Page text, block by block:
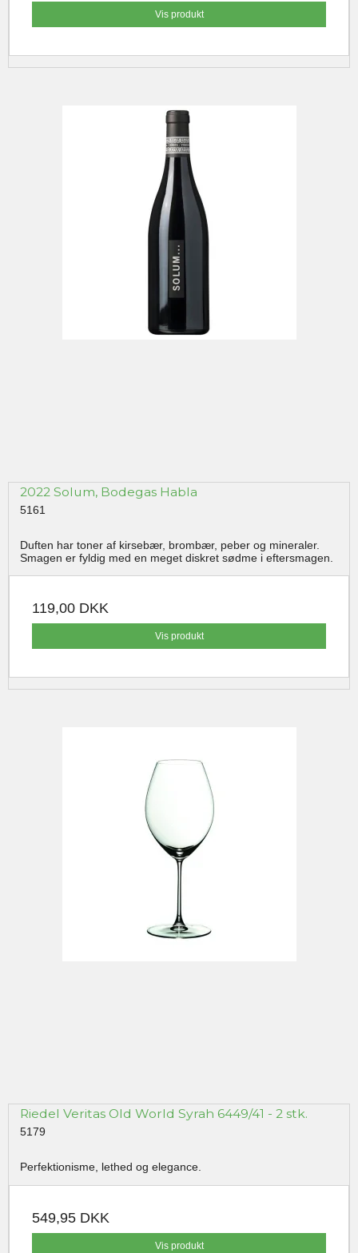
Vis produkt
2022 Solum, Bodegas Habla
5161
Duften har toner af kirsebær, brombær, peber og mineraler.
Smagen er fyldig med en meget diskret sødme i eftersmagen.
119,00 DKK
Vis produkt
Riedel Veritas Old World Syrah 6449/41 - 2 stk.
5179
Perfektionisme, lethed og elegance.
549,95 DKK
Vis produkt